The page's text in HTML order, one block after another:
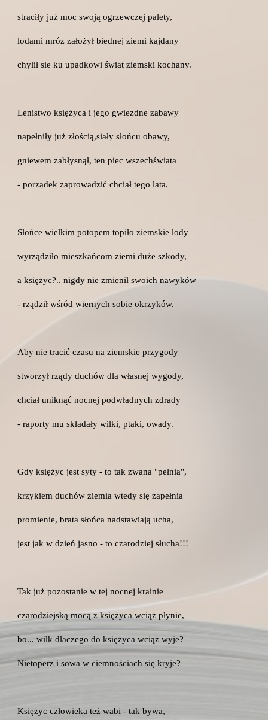
straciły już moc swoją ogrzewczej palety,
lodami mróz założył biednej ziemi kajdany
chylił sie ku upadkowi świat ziemski kochany.
Lenistwo księżyca i jego gwiezdne zabawy
napełniły już złością,siały słońcu obawy,
gniewem zabłysnął, ten piec wszechświata
- porządek zaprowadzić chciał tego lata.
Słońce wielkim potopem topiło ziemskie lody
wyrządziło mieszkańcom ziemi duże szkody,
a księżyc?.. nigdy nie zmienił swoich nawyków
- rządził wśród wiernych sobie okrzyków.
Aby nie tracić czasu na ziemskie przygody
stworzył rządy duchów dla własnej wygody,
chciał uniknąć nocnej podwładnych zdrady
- raporty mu składały wilki, ptaki, owady.
Gdy księżyc jest syty - to tak zwana "pełnia",
krzykiem duchów ziemia wtedy się zapełnia
promienie, brata słońca nadstawiają ucha,
jest jak w dzień jasno - to czarodziej słucha!!!
Tak już pozostanie w tej nocnej krainie
czarodziejską mocą z księżyca wciąż płynie,
bo... wilk dlaczego do księżyca wciąż wyje?
Nietoperz i sowa w ciemnościach się kryje?
Księżyc człowieka też wabi - tak bywa,